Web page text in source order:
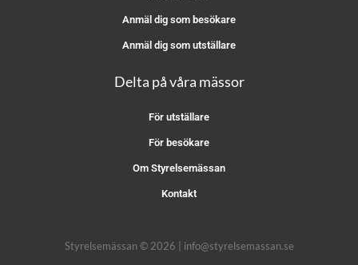
Anmäl dig som besökare
Anmäl dig som utställare
Delta på våra mässor
För utställare
För besökare
Om Styrelsemässan
Kontakt
Styrelsemässan © 2026 | info@styrelsemassan.se